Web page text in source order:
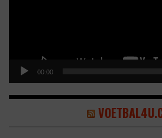
00:00